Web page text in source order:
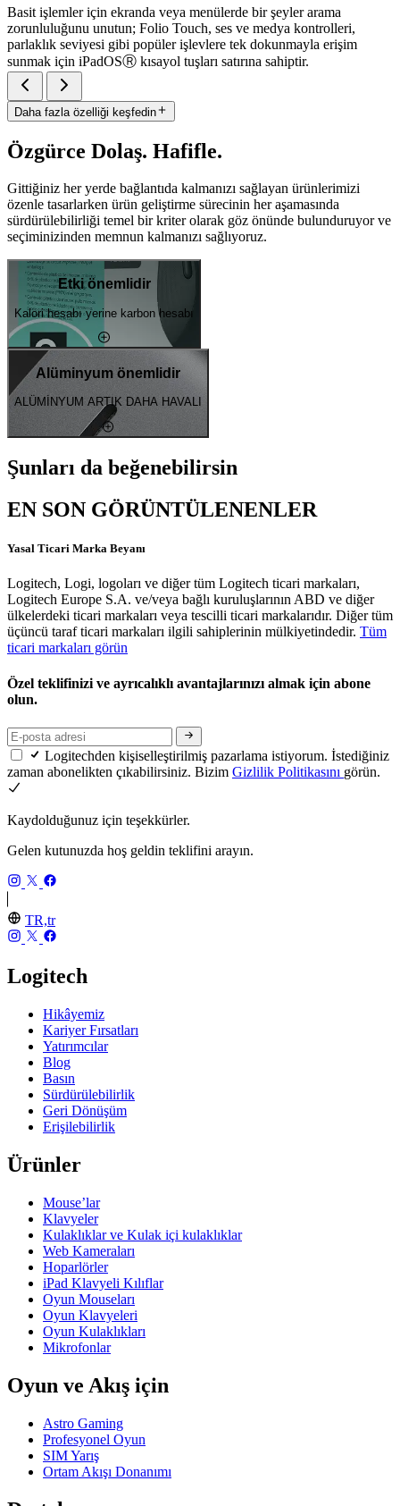
Basit işlemler için ekranda veya menülerde bir şeyler arama
zorunluluğunu unutun; Folio Touch, ses ve medya kontrolleri,
parlaklık seviyesi gibi popüler işlevlere tek dokunmayla erişim
sunmak için iPadOSⓇ kısayol tuşları satırına sahiptir.
Daha fazla özelliği keşfedin
Özgürce Dolaş. Hafifle.
Gittiğiniz her yerde bağlantıda kalmanızı sağlayan ürünlerimizi
özenle tasarlarken ürün geliştirme sürecinin her aşamasında
sürdürülebilirliği temel bir kriter olarak göz önünde bulunduruyor ve
seçiminizinden memnun kalmanızı sağlıyoruz.
Etki önemlidir
Kalori hesabı yerine karbon hesabı
Alüminyum önemlidir
ALÜMİNYUM ARTIK DAHA HAVALI
Şunları da beğenebilirsin
EN SON GÖRÜNTÜLENENLER
Yasal Ticari Marka Beyanı
Logitech, Logi, logoları ve diğer tüm Logitech ticari markaları,
Logitech Europe S.A. ve/veya bağlı kuruluşlarının ABD ve diğer
ülkelerdeki ticari markaları veya tescilli ticari markalarıdır. Diğer tüm
üçüncü taraf ticari markaları ilgili sahiplerinin mülkiyetindedir. Tüm
ticari markaları görün
Özel teklifinizi ve ayrıcalıklı avantajlarınızı almak için abone
olun.
Logitechden kişiselleştirilmiş pazarlama istiyorum. İstediğiniz
zaman abonelikten çıkabilirsiniz. Bizim Gizlilik Politikasını görün.
Kaydolduğunuz için teşekkürler.
Gelen kutunuzda hoş geldin teklifini arayın.
TR,tr
Logitech
Hikâyemiz
Kariyer Fırsatları
Yatırımcılar
Blog
Basın
Sürdürülebilirlik
Geri Dönüşüm
Erişilebilirlik
Ürünler
Mouse’lar
Klavyeler
Kulaklıklar ve Kulak içi kulaklıklar
Web Kameraları
Hoparlörler
iPad Klavyeli Kılıflar
Oyun Mouseları
Oyun Klavyeleri
Oyun Kulaklıkları
Mikrofonlar
Oyun ve Akış için
Astro Gaming
Profesyonel Oyun
SIM Yarış
Ortam Akışı Donanımı